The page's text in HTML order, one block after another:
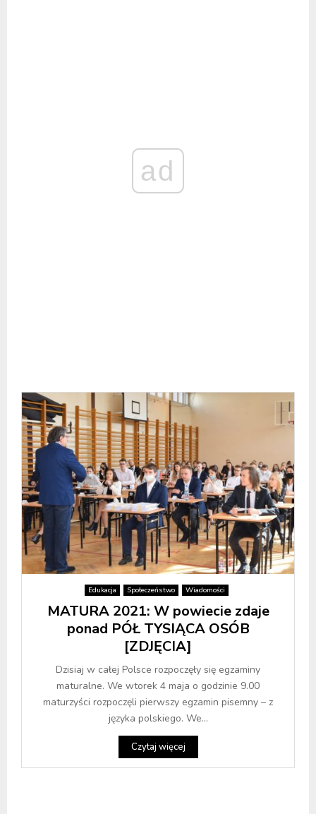
ad
Edukacja Społeczeństwo Wiadomości
MATURA 2021: W powiecie zdaje
ponad PÓŁ TYSIĄCA OSÓB
[ZDJĘCIA]
Dzisiaj w całej Polsce rozpoczęły się egzaminy
maturalne. We wtorek 4 maja o godzinie 9.00
maturzyści rozpoczęli pierwszy egzamin pisemny – z
języka polskiego. We...
Czytaj więcej